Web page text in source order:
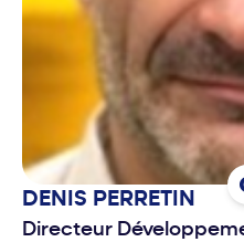
DENIS PERRETIN
Directeur